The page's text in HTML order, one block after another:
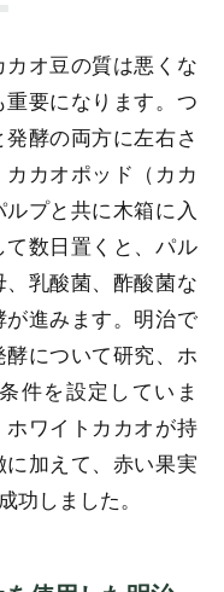
オ豆の質は悪くな
要になります。つ
酵の両方に左右さ
カオポッド（カカ
プと共に木箱に入
数日置くと、パル
乳酸菌、酢酸菌な
進みます。明治で
について研究、ホ
件を設定していま
ワイトカカオが持
加えて、赤い果実
功しました。